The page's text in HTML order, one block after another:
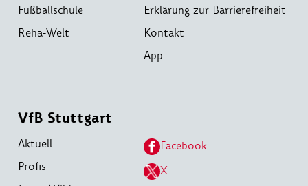
Fußballschule
Reha-Welt
Erklärung zur Barrierefreiheit
Kontakt
App
VfB Stuttgart
Aktuell
Profis
Facebook
X